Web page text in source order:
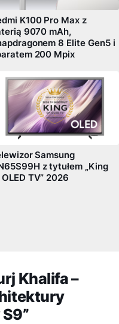
K100 Pro Max z
9070 mAh,
8 Elite Gen5 i
200 Mpix
Samsung
z tytułem „King
TV” 2026
Khalifa –